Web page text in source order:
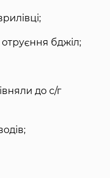
бджіл;
до с/г